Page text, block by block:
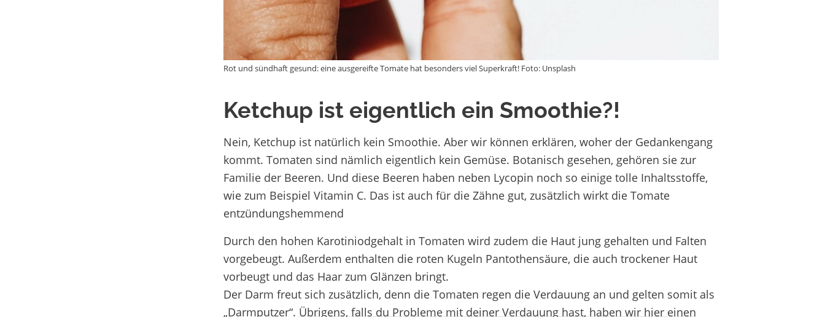
Rot und sündhaft gesund: eine ausgereifte Tomate hat besonders viel Superkraft! Foto: Unsplash
Ketchup ist eigentlich ein Smoothie?!
Nein, Ketchup ist natürlich kein Smoothie. Aber wir können erklären, woher der Gedankengang
kommt. Tomaten sind nämlich eigentlich kein Gemüse. Botanisch gesehen, gehören sie zur
Familie der Beeren. Und diese Beeren haben neben Lycopin noch so einige tolle Inhaltsstoffe,
wie zum Beispiel Vitamin C. Das ist auch für die Zähne gut, zusätzlich wirkt die Tomate
entzündungshemmend
Durch den hohen Karotiniodgehalt in Tomaten wird zudem die Haut jung gehalten und Falten
vorgebeugt. Außerdem enthalten die roten Kugeln Pantothensäure, die auch trockener Haut
vorbeugt und das Haar zum Glänzen bringt.
Der Darm freut sich zusätzlich, denn die Tomaten regen die Verdauung an und gelten somit als
„Darmputzer“. Übrigens, falls du Probleme mit deiner Verdauung hast, haben wir hier einen